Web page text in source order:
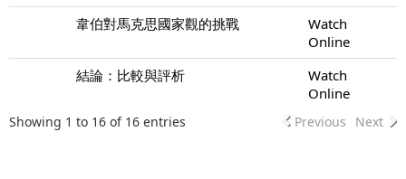
韋伯對馬克思國家觀的挑戰
Watch
Online
結論：比較與評析
Watch
Online
Showing 1 to 16 of 16 entries Previous Next